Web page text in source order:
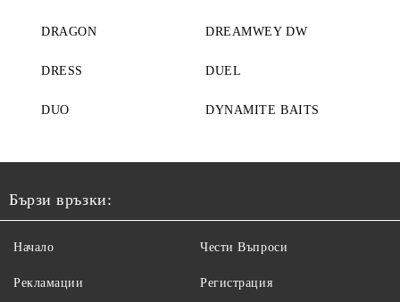
DRAGON DREAMWEY DW
DRESS DUEL
DUO DYNAMITE BAITS
Бързи връзки:
Начало
Рекламации
Чести Въпроси
Регистрация